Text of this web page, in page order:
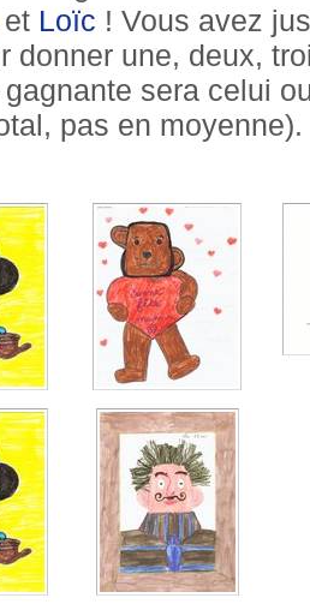
et Loïc ! Vous avez
donner une, deux,
sera celui
pas en